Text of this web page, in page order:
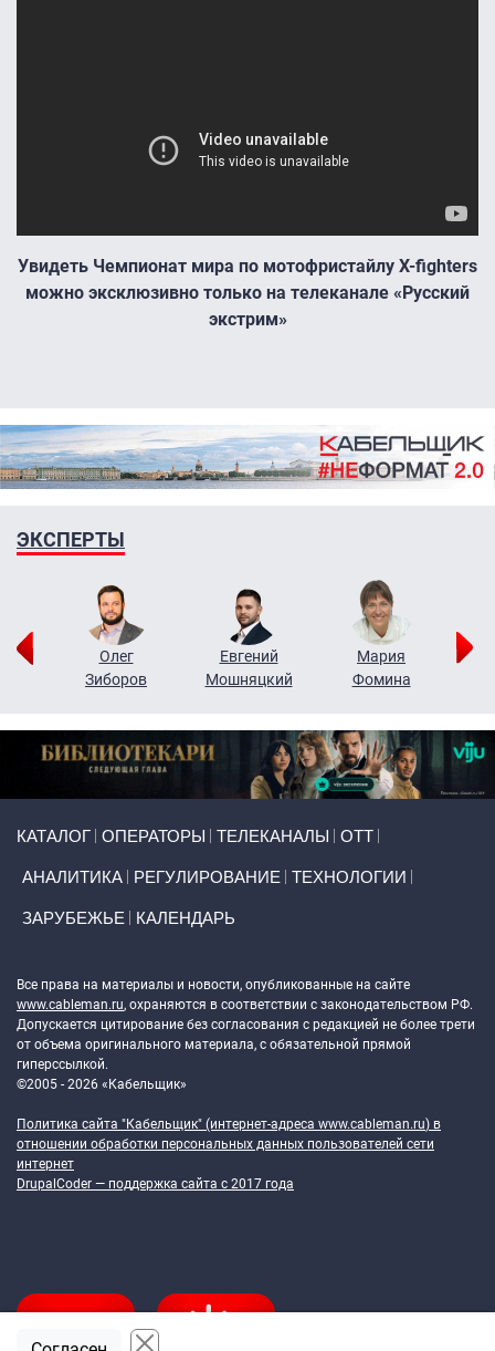
Увидеть Чемпионат мира по мотофристайлу X-fighters
можно эксклюзивно только на телеканале «Русский
экстрим»
ЭКСПЕРТЫ
Олег
Зиборов
Евгений
Мошняцкий
Мария
Фомина
КАТАЛОГ ОПЕРАТОРЫ ТЕЛЕКАНАЛЫ ОТТ
АНАЛИТИКА РЕГУЛИРОВАНИЕ ТЕХНОЛОГИИ
ЗАРУБЕЖЬЕ КАЛЕНДАРЬ
Все права на материалы и новости, опубликованные на сайте
www.cableman.ru, охраняются в соответствии с законодательством РФ.
Допускается цитирование без согласования с редакцией не более трети
от объема оригинального материала, с обязательной прямой
гиперссылкой.
©2005 - 2026 «Кабельщик»
Политика сайта "Кабельщик" (интернет-адреса www.cableman.ru) в
отношении обработки персональных данных пользователей сети
интернет
DrupalCoder — поддержка сайта c 2017 года